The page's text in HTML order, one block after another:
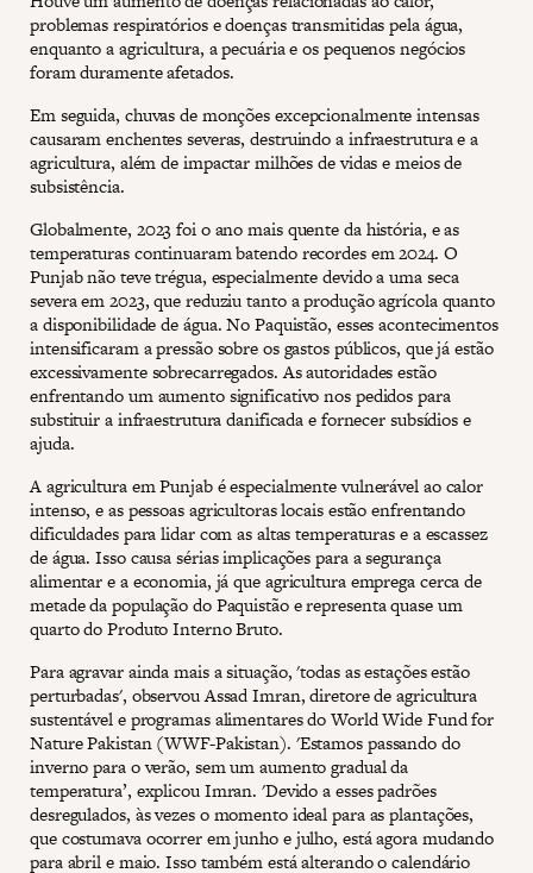
problemas respiratórios e doenças transmitidas pela água,
enquanto a agricultura, a pecuária e os pequenos negócios
foram duramente afetados.
Em seguida, chuvas de monções excepcionalmente intensas
causaram enchentes severas, destruindo a infraestrutura e a
agricultura, além de impactar milhões de vidas e meios de
subsistência.
Globalmente, 2023 foi o ano mais quente da história, e as
temperaturas continuaram batendo recordes em 2024. O
Punjab não teve trégua, especialmente devido a uma seca
severa em 2023, que reduziu tanto a produção agrícola quanto
a disponibilidade de água. No Paquistão, esses acontecimentos
intensificaram a pressão sobre os gastos públicos, que já estão
excessivamente sobrecarregados. As autoridades estão
enfrentando um aumento significativo nos pedidos para
substituir a infraestrutura danificada e fornecer subsídios e
ajuda.
A agricultura em Punjab é especialmente vulnerável ao calor
intenso, e as pessoas agricultoras locais estão enfrentando
dificuldades para lidar com as altas temperaturas e a escassez
de água. Isso causa sérias implicações para a segurança
alimentar e a economia, já que agricultura emprega cerca de
metade da população do Paquistão e representa quase um
quarto do Produto Interno Bruto.
Para agravar ainda mais a situação, 'todas as estações estão
perturbadas', observou Assad Imran, diretore de agricultura
sustentável e programas alimentares do World Wide Fund for
Nature Pakistan (WWF-Pakistan). 'Estamos passando do
inverno para o verão, sem um aumento gradual da
temperatura’, explicou Imran. 'Devido a esses padrões
desregulados, às vezes o momento ideal para as plantações,
que costumava ocorrer em junho e julho, está agora mudando
para abril e maio. Isso também está alterando o calendário